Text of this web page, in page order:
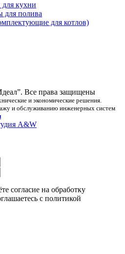
кухни
для полива
для котлов)
Все права защищены
и экономические решения.
и обслуживанию инженерных систем
A&W
согласие на обработку
с политикой